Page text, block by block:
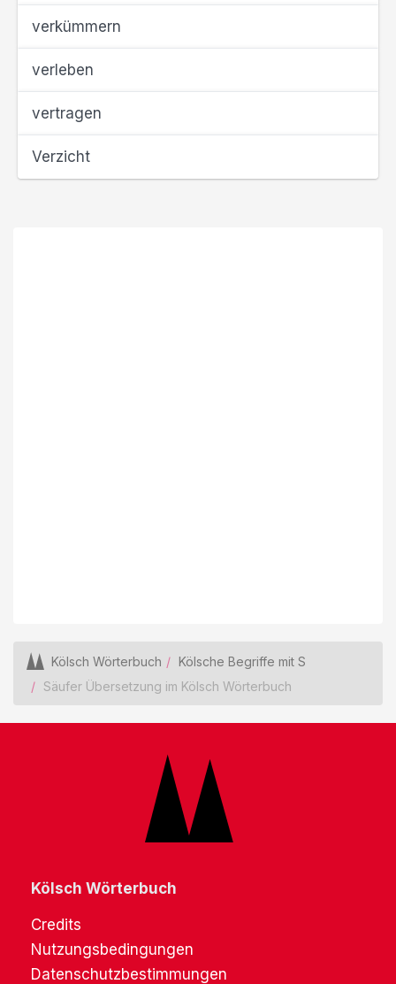
verkümmern
verleben
vertragen
Verzicht
Kölsch Wörterbuch
Kölsche Begriffe mit S
Säufer Übersetzung im Kölsch Wörterbuch
Kölsch Wörterbuch
Credits
Nutzungsbedingungen
Datenschutzbestimmungen